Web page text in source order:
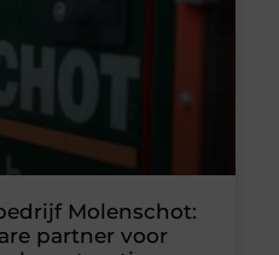
Molenschot:
partner voor